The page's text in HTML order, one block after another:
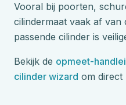
Vooral bij poorten,
cilindermaat vaak af van
passende cilinder is
Bekijk de opmeet-
cilinder wizard om direct